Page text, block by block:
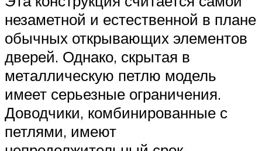
незаметной и естественной в плане
обычных открывающих элементов
дверей. Однако, скрытая в
металлическую петлю модель
имеет серьезные ограничения.
Доводчики, комбинированные с
петлями, имеют